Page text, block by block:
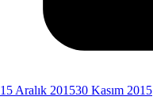
15 Aralık 201530 Kasım 2015